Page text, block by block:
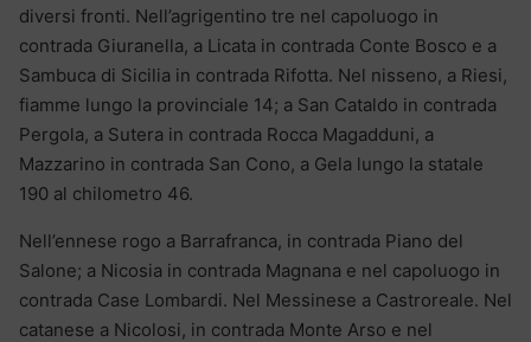
diversi fronti. Nell’agrigentino tre nel capoluogo in
contrada Giuranella, a Licata in contrada Conte Bosco e a
Sambuca di Sicilia in contrada Rifotta. Nel nisseno, a Riesi,
fiamme lungo la provinciale 14; a San Cataldo in contrada
Pergola, a Sutera in contrada Rocca Magadduni, a
Mazzarino in contrada San Cono, a Gela lungo la statale
190 al chilometro 46.
Nell’ennese rogo a Barrafranca, in contrada Piano del
Salone; a Nicosia in contrada Magnana e nel capoluogo in
contrada Case Lombardi. Nel Messinese a Castroreale. Nel
catanese a Nicolosi, in contrada Monte Arso e nel